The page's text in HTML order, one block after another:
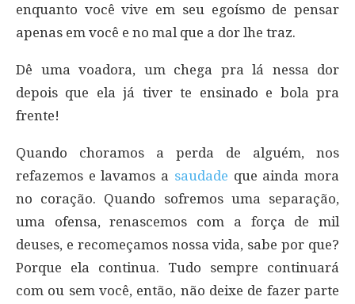
enquanto você vive em seu egoísmo de pensar
apenas em você e no mal que a dor lhe traz.
Dê uma voadora, um chega pra lá nessa dor
depois que ela já tiver te ensinado e bola pra
frente!
Quando choramos a perda de alguém, nos
refazemos e lavamos a saudade que ainda mora
no coração. Quando sofremos uma separação,
uma ofensa, renascemos com a força de mil
deuses, e recomeçamos nossa vida, sabe por que?
Porque ela continua. Tudo sempre continuará
com ou sem você, então, não deixe de fazer parte